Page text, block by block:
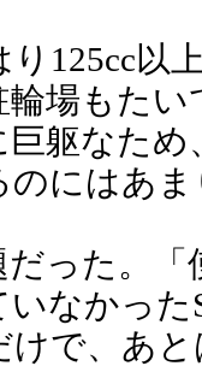
125cc以
場もたい
巨躯なた
にはあ
った。
なかった
けで、あ